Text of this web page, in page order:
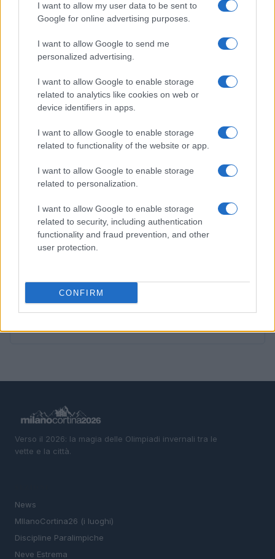
I want to allow my user data to be sent to
Google for online advertising purposes.
I want to allow Google to send me
personalized advertising.
I want to allow Google to enable storage
related to analytics like cookies on web or
device identifiers in apps.
I want to allow Google to enable storage
related to functionality of the website or app.
I want to allow Google to enable storage
related to personalization.
I want to allow Google to enable storage
related to security, including authentication
functionality and fraud prevention, and other
user protection.
CONFIRM
Guida ai sport paralimpici invernali: discipline, classi e
attrezzature
Marco Tessari · 24 Lug 2026
PIÙ LETTI
Sci alpino paralimpico: come funzionano classi, guide
e sit-ski
Discipline paralimpiche sulla neve: sport e ausili
Guida allo sci alpino paralimpico: standing, sitting e
visually impaired
4 powerplay
5
Verso il 2026: la magia delle Olimpiadi invernali tra le
vette e la città.
News
MIlanoCortina26 (i luoghi)
Discipline Paralimpiche
Neve Estrema